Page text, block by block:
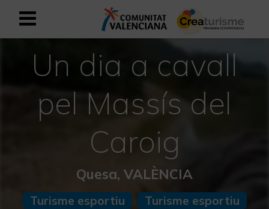
Registrar-se com a usuari
Registre empresarial
Mediterrani Actiu i Esportiu
Mediterrani Cultural
Mediterrani Rural i Natural
Un dia a cavall
pel Massís del
Caroig
Quesa, VALÈNCIA
Turisme esportiu
Turisme esportiu